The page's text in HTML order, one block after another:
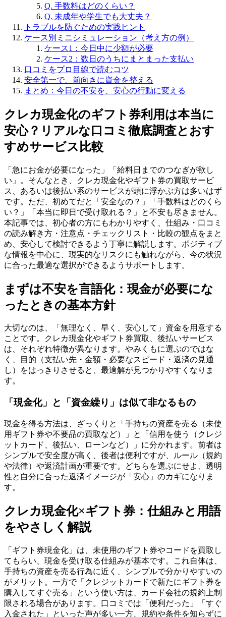
Q. 手数料はどのくらい？
Q. 未成年や学生でも大丈夫？
トラブルを防ぐための実践ヒント
ケース別ミニシミュレーション（考え方の例）
ケース1：今日中に少額が必要
ケース2：数日のうちにまとまった支払い
口コミをプロ目線で読むコツ
安全第一で、前向きに資金を整える
まとめ：今日の不安を、安心の行動に変える
クレカ現金化のギフト券利用は本当に
安心？リアルな口コミ徹底調査とおす
すめサービス比較
「急にお金が必要になった」「給料日までのつなぎが欲し
い」。そんなとき、クレカ現金化やギフト券の買取サービ
ス、あるいは後払い系のサービスが頭に浮かぶ方は多いはず
です。ただ、初めてだと「安全なの？」「手数料はどのくら
い？」「本当に即日で受け取れる？」と不安も尽きません。
本記事では、初心者の方にもわかりやすく、仕組み・口コミ
の読み解き方・注意点・チェックリスト・比較の観点をまと
め、安心して検討できるよう丁寧に解説します。ポジティブ
な情報を中心に、現実的なリスクにも触れながら、今の状況
に合った最適な選択ができるようサポートします。
まずは不安を言語化：現金が必要にな
ったときの基本方針
大切なのは、「無理なく、早く、安心して」資金を用意する
ことです。クレカ現金化やギフト券買取、後払いサービス
は、それぞれ特徴が異なります。やみくもに選ぶのではな
く、目的（支払い先・金額・必要なスピード・返済の見通
し）をはっきりさせると、最適解が見つかりやすくなりま
す。
「現金化」と「資金繰り」は似て非なるもの
現金を得る方法は、ざっくりと「手持ちの資産を売る（未使
用ギフト券や不要品の買取など）」と「信用を使う（クレジ
ットカード、後払い、ローンなど）」に分かれます。前者は
シンプルで安全度が高く、後者は便利ですが、ルール（規約
や法律）や返済計画が重要です。どちらを選ぶにせよ、透明
性と自分に合った返済イメージが「安心」のカギになりま
す。
クレカ現金化×ギフト券：仕組みと用語
をやさしく解説
「ギフト券現金化」は、未使用のギフト券やコードを買取し
てもらい、現金を受け取る仕組みが基本です。これ自体は、
手持ちの資産を売る行為に近く、シンプルで分かりやすいの
がメリット。一方で「クレジットカードで新たにギフト券を
購入してすぐ売る」という使い方は、カード会社の規約上制
限される場合があります。口コミでは「便利だった」「すぐ
入金された」といった声が多い一方、規約や条件を知らずに